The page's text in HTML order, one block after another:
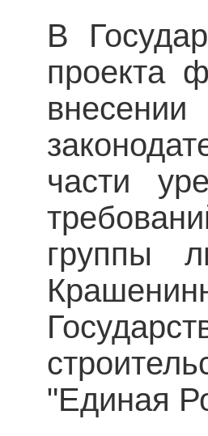
В
проекта
части
группы
"Единая